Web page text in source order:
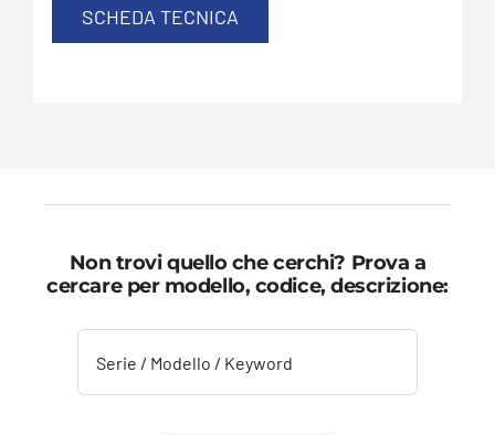
SCHEDA TECNICA
Non trovi quello che cerchi? Prova a
cercare per modello, codice, descrizione: